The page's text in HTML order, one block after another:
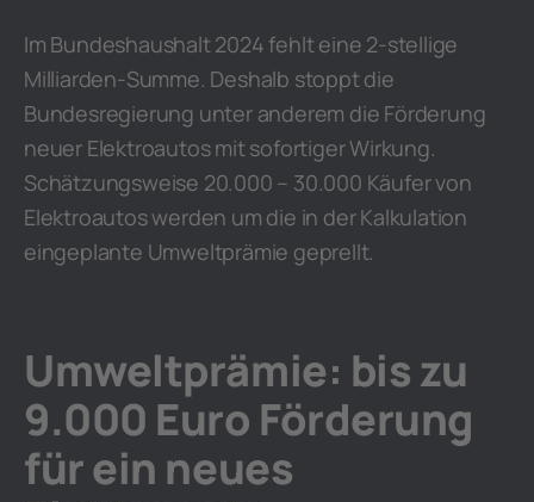
Im Bundeshaushalt 2024 fehlt eine 2-stellige
Milliarden-Summe. Deshalb stoppt die
Bundesregierung unter anderem die Förderung
neuer Elektroautos mit sofortiger Wirkung.
Schätzungsweise 20.000 – 30.000 Käufer von
Elektroautos werden um die in der Kalkulation
eingeplante Umweltprämie geprellt.
Umweltprämie: bis zu
9.000 Euro Förderung
für ein neues